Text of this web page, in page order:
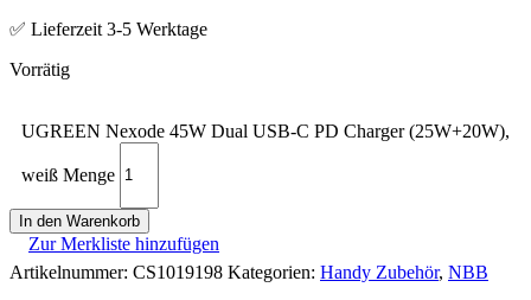
✅ Lieferzeit 3-5 Werktage
UGREEN Nexode 45W Dual USB-C PD Charger (25W+20W),
weiß Menge
In den Warenkorb
Zur Merkliste hinzufügen
Artikelnummer: CS1019198 Kategorien: Handy Zubehör, NBB